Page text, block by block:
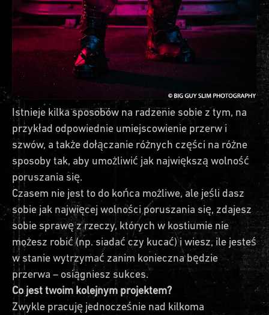
Istnieje kilka sposobów na radzenie sobie z tym, na
przykład odpowiednie umiejscowienie przerw i
szwów, a także dołączanie różnych części na różne
sposoby tak, aby umożliwić jak największą wolność
poruszania się.
Czasem nie jest to do końca możliwe, ale jeśli dasz
sobie jak najwięcej wolności poruszania się, zdajesz
sobie sprawę z rzeczy, których w kostiumie nie
możesz robić (np. siadać czy kucać) i wiesz, ile jesteś
w stanie wytrzymać zanim konieczna będzie
przerwa – osiągniesz sukces.
Co jest twoim kolejnym projektem?
Zwykle pracuję jednocześnie nad kilkoma